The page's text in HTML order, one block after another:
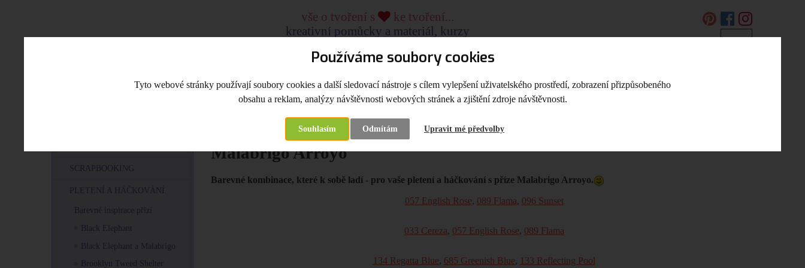
Používáme soubory cookies
Tyto webové stránky používají soubory cookies a další sledovací nástroje s cílem vylepšení uživatelského prostředí, zobrazení přizpůsobeného
obsahu a reklam, analýzy návštěvnosti webových stránek a zjištění zdroje návštěvnosti.
Souhlasím Odmítám Upravit mé předvolby
vše o tvoření s
ke tvoření...
kreativní pomůcky a materiál, kurzy
SCRAPBOOKING
PLETENÍ A HÁČKOVÁNÍ
Barevné inspirace přízí
Black Elephant
Black Elephant a Malabrigo
Brooklyn Tweed Shelter
Užitečné odkazy, tipy a triky Pletení a háčkování
Malabrigo Arroyo
Barevné kombinace, které k sobě ladí - pro vaše pletení a háčkování s příze Malabrigo Arroyo.
057 English Rose, 089 Flama, 096 Sunset
033 Cereza, 057 English Rose, 089 Flama
134 Regatta Blue, 685 Greenish Blue, 133 Reflecting Pool